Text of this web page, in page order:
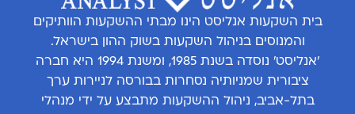
בית השקעות אנליסט הינו מבתי ההשקעות הוותיקים
והמנוסים בניהול השקעות בשוק ההון בישראל.
'אנליסט' נוסדה בשנת 1985, ומשנת 1994 היא חברה
ציבורית שמניותיה נסחרות בבורסה לניירות ערך
בתל-אביב, ניהול ההשקעות מתבצע על ידי מנהלי